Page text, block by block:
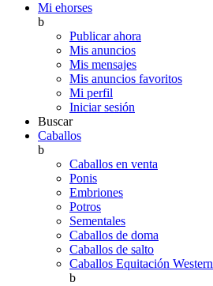
Mi ehorses
b
Publicar ahora
Mis anuncios
Mis mensajes
Mis anuncios favoritos
Mi perfil
Iniciar sesión
Buscar
Caballos
b
Caballos en venta
Ponis
Embriones
Potros
Sementales
Caballos de doma
Caballos de salto
Caballos Equitación Western
b